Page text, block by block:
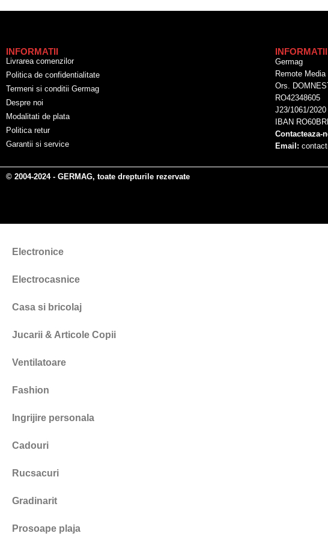
INFORMATII
Livrarea comenzilor
Politica de confidentialitate
Termeni si conditii Germag
Despre noi
Modalitati de plata
Politica retur
Garantii si service
Germag
Remote
Ors.
RO42348605
J23/1061/2020
IBAN
Contacteaza-
Email:
© 2004-2024 - GERMAG, toate drepturile rezervate
Electronice
Electrocasnice
Casa si bricolaj
Jucarii & Articole Copii
Ventilatoare
Fashion
Ingrijire personala
Cadouri
Rucsacuri
Gradinarit
Prosoape plaja